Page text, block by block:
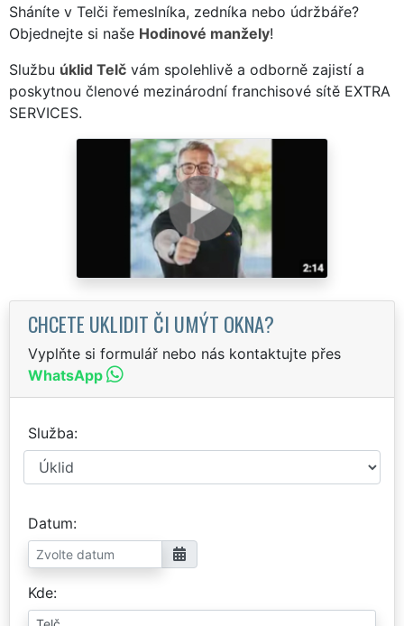
Sháníte v Telči řemeslníka, zedníka nebo údržbáře?
Objednejte si naše Hodinové manžely!
Službu úklid Telč vám spolehlivě a odborně zajistí a
poskytnou členové mezinárodní franchisové sítě EXTRA
SERVICES.
CHCETE UKLIDIT ČI UMÝT OKNA?
Vyplňte si formulář nebo nás kontaktujte přes
WhatsApp
Služba
Datum
Kde